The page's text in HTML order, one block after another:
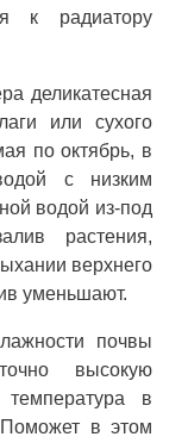
к радиатору
деликатесная
или сухого
по октябрь, в
с низким
водой из-под
растения,
верхнего
уменьшают.
почвы
высокую
температура в
в этом